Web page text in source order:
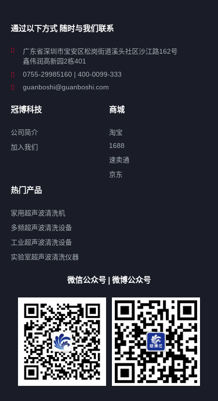
工业超声波清洗设备
特种超声波洗净产品
超声波配件
产品标签
鼓泡 升降 抛动
带加热
功率可调
双波脱气
机械旋钮系列
厨具清洗机
超声波振板
高尔夫球杆清洗机
大型单槽带过滤系列
全自动/半自动系列
客户定制非标机参考
双槽三槽四槽五槽多槽系列
轮胎清洗机
多频 扫频
文章标签
超声波清洗机定制
超声波清洗机除油污
超声波清洗机除锈
超声波清洗机洗眼镜
通过以下方式 随时与我们联系
广东省深圳市宝安区松岗街道溪头社区沙江路162号
鑫伟润高新园2栋401
0755-29985160 | 400-0099-333
guanboshi@guanboshi.com
冠博科技
公司简介
加入我们
商城
淘宝
1688
速卖通
京东
热门产品
家用超声波清洗机
多频超声波清洗设备
工业超声波清洗设备
实验室超声波清洗仪器
微信公众号 | 微博公众号